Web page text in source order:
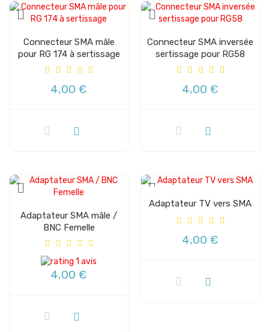
Connecteur SMA mâle
pour RG 174 à sertissage
4,00 €
Connecteur SMA inversée
sertissage pour RG58
4,00 €
Adaptateur SMA mâle /
BNC Femelle
1 avis
4,00 €
Adaptateur TV vers SMA
4,00 €